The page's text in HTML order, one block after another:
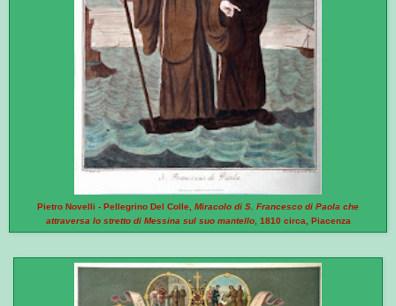
Pietro Novelli - Pellegrino Del Colle, Miracolo di S. Francesco di Paola che
attraversa lo stretto di Messina sul suo mantello, 1810 circa, Piacenza